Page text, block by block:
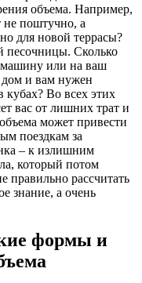
объема. Например,
не поштучно, а
для новой террасы?
песочницы. Сколько
машину или на ваш
дом и вам нужен
кубах? Во всех этих
вас от лишних трат и
может привести
поездкам за
– к излишним
который потом
правильно рассчитать
знание, а очень
формы и